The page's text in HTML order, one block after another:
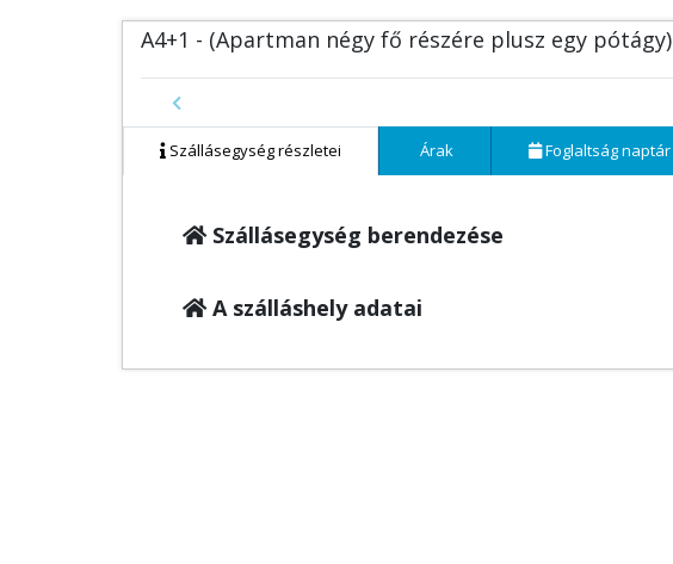
A4+1 - (Apartman négy fő részére plusz egy pótágy)
Previous
Szállásegység részletei
Árak Foglaltság naptár
Szállásegység berendezése
A szálláshely adatai